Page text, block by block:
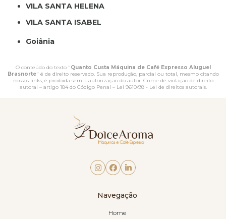
VILA SANTA HELENA
VILA SANTA ISABEL
Goiânia
O conteúdo do texto "Quanto Custa Máquina de Café Expresso Aluguel
Brasnorte" é de direito reservado. Sua reprodução, parcial ou total, mesmo citando
nossos links, é proibida sem a autorização do autor. Crime de violação de direito
autoral – artigo 184 do Código Penal – Lei 9610/98 - Lei de direitos autorais.
Navegação
Home